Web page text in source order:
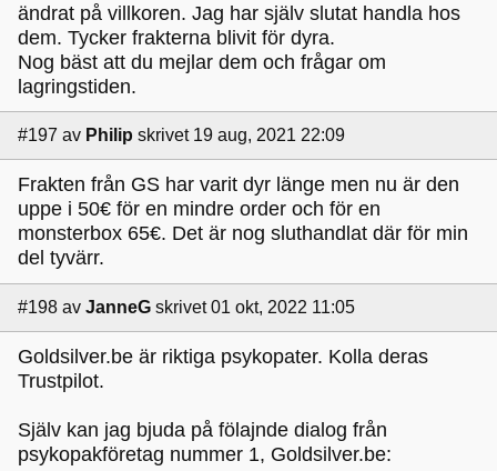
ändrat på villkoren. Jag har själv slutat handla hos
dem. Tycker frakterna blivit för dyra.
Nog bäst att du mejlar dem och frågar om
lagringstiden.
#197 av Philip skrivet 19 aug, 2021 22:09
Frakten från GS har varit dyr länge men nu är den
uppe i 50€ för en mindre order och för en
monsterbox 65€. Det är nog sluthandlat där för min
del tyvärr.
#198 av JanneG skrivet 01 okt, 2022 11:05
Goldsilver.be är riktiga psykopater. Kolla deras
Trustpilot.
Själv kan jag bjuda på fölajnde dialog från
psykopakföretag nummer 1, Goldsilver.be: